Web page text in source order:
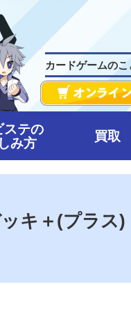
カードゲームの
ステの
み方 買取
キ＋(プラス)